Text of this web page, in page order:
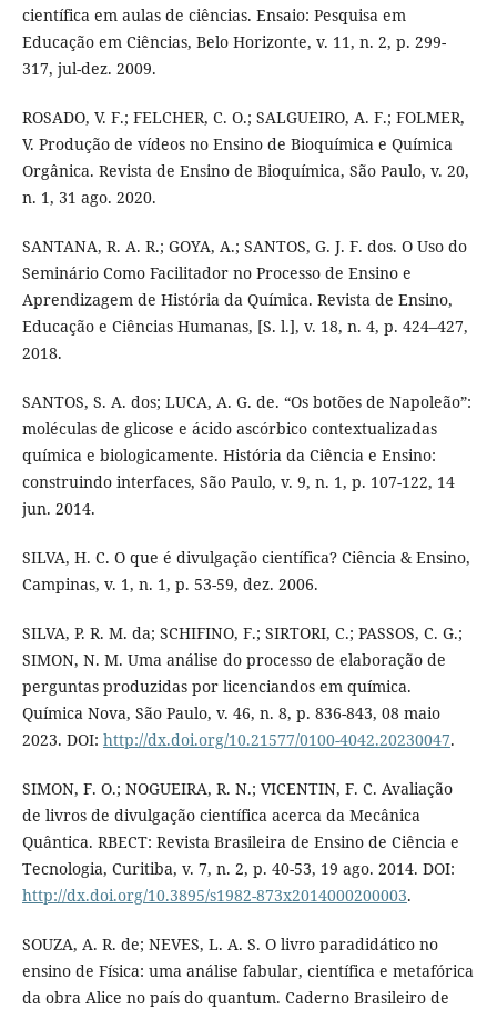
científica em aulas de ciências. Ensaio: Pesquisa em
Educação em Ciências, Belo Horizonte, v. 11, n. 2, p. 299-
317, jul-dez. 2009.
ROSADO, V. F.; FELCHER, C. O.; SALGUEIRO, A. F.; FOLMER,
V. Produção de vídeos no Ensino de Bioquímica e Química
Orgânica. Revista de Ensino de Bioquímica, São Paulo, v. 20,
n. 1, 31 ago. 2020.
SANTANA, R. A. R.; GOYA, A.; SANTOS, G. J. F. dos. O Uso do
Seminário Como Facilitador no Processo de Ensino e
Aprendizagem de História da Química. Revista de Ensino,
Educação e Ciências Humanas, [S. l.], v. 18, n. 4, p. 424–427,
2018.
SANTOS, S. A. dos; LUCA, A. G. de. “Os botões de Napoleão”:
moléculas de glicose e ácido ascórbico contextualizadas
química e biologicamente. História da Ciência e Ensino:
construindo interfaces, São Paulo, v. 9, n. 1, p. 107-122, 14
jun. 2014.
SILVA, H. C. O que é divulgação científica? Ciência & Ensino,
Campinas, v. 1, n. 1, p. 53-59, dez. 2006.
SILVA, P. R. M. da; SCHIFINO, F.; SIRTORI, C.; PASSOS, C. G.;
SIMON, N. M. Uma análise do processo de elaboração de
perguntas produzidas por licenciandos em química.
Química Nova, São Paulo, v. 46, n. 8, p. 836-843, 08 maio
2023. DOI: http://dx.doi.org/10.21577/0100-4042.20230047.
SIMON, F. O.; NOGUEIRA, R. N.; VICENTIN, F. C. Avaliação
de livros de divulgação científica acerca da Mecânica
Quântica. RBECT: Revista Brasileira de Ensino de Ciência e
Tecnologia, Curitiba, v. 7, n. 2, p. 40-53, 19 ago. 2014. DOI:
http://dx.doi.org/10.3895/s1982-873x2014000200003.
SOUZA, A. R. de; NEVES, L. A. S. O livro paradidático no
ensino de Física: uma análise fabular, científica e metafórica
da obra Alice no país do quantum. Caderno Brasileiro de